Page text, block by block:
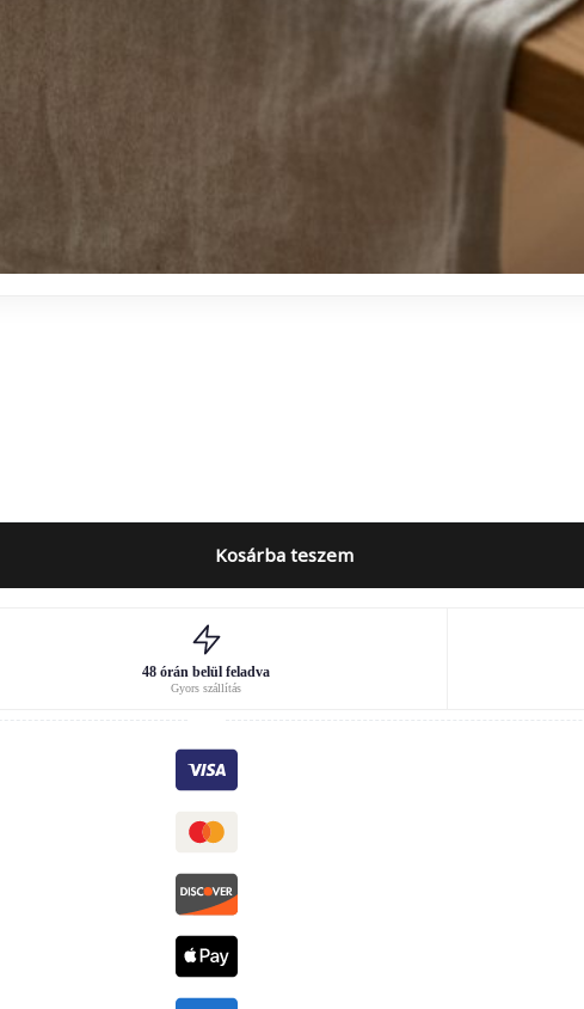
Kosárba teszem
48 órán belül feladva
Gyors szállítás